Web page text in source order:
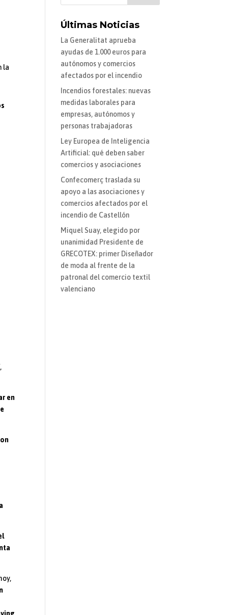
la
en
Últimas Noticias
La Generalitat aprueba
ayudas de 1.000 euros para
autónomos y comercios
afectados por el incendio
Incendios forestales: nuevas
medidas laborales para
empresas, autónomos y
personas trabajadoras
Ley Europea de Inteligencia
Artificial: qué deben saber
comercios y asociaciones
Confecomerç traslada su
apoyo a las asociaciones y
comercios afectados por el
incendio de Castellón
Miquel Suay, elegido por
unanimidad Presidente de
GRECOTEX: primer Diseñador
de moda al frente de la
patronal del comercio textil
valenciano